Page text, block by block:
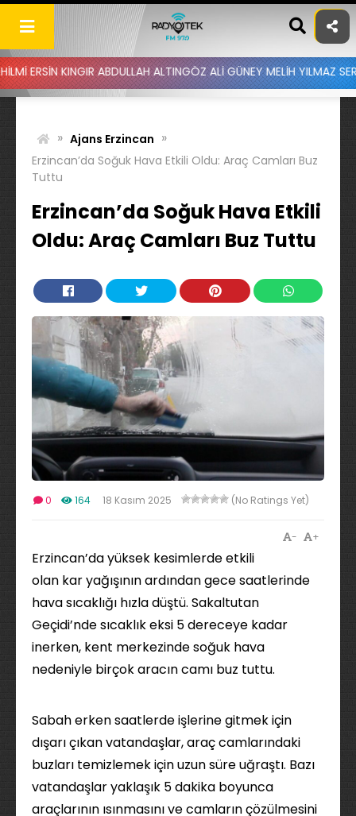
Skip
content
ABDULLAH ALTINGÖZ ALİ GÜNEY MELİH YILMAZ SERDAR
» Ajans Erzincan »
Erzincan’da Soğuk Hava Etkili Oldu: Araç Camları Buz
Tuttu
Erzincan’da Soğuk Hava Etkili
Oldu: Araç Camları Buz Tuttu
0 164 18 Kasım 2025 (No Ratings Yet)
+
-
Erzincan’da yüksek kesimlerde etkili
olan kar yağışının ardından gece saatlerinde
hava sıcaklığı hızla düştü. Sakaltutan
Geçidi’nde sıcaklık eksi 5 dereceye kadar
inerken, kent merkezinde soğuk hava
nedeniyle birçok aracın camı buz tuttu.
Sabah erken saatlerde işlerine gitmek için
dışarı çıkan vatandaşlar, araç camlarındaki
buzları temizlemek için uzun süre uğraştı. Bazı
vatandaşlar yaklaşık 5 dakika boyunca
araçlarının ısınmasını ve camların çözülmesini